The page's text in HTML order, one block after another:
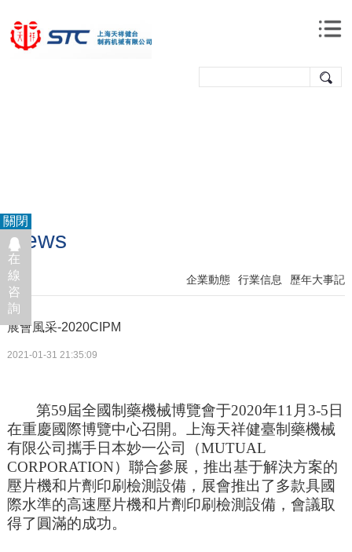
News
企業動態 行業信息 歷年大事記
展會風采-2020CIPM
2021-01-31 21:35:09
第59屆全國制藥機械博覽會于2020年11月3-5日
在重慶國際博覽中心召開。上海天祥健臺制藥機械
有限公司攜手日本妙一公司（MUTUAL
CORPORATION）聯合參展，推出基于解決方案的
壓片機和片劑印刷檢測設備，展會推出了多款具國
際水準的高速壓片機和片劑印刷檢測設備，會議取
得了圓滿的成功。
在
線
咨
詢
關閉